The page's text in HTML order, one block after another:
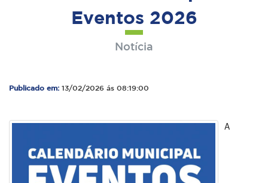
Eventos 2026
Notícia
Publicado em: 13/02/2026 ás 08:19:00
A